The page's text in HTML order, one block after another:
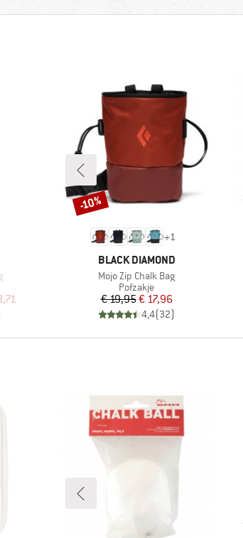
prijs
+1
MERK
BLACK DIAMOND
Artikel
Mojo Zip Chalk Bag
Productgroep
Pofzakje
Prijs
€ 19,95Verlaagde prijs
€ 17,96
4,4(32)
Korting
-10%